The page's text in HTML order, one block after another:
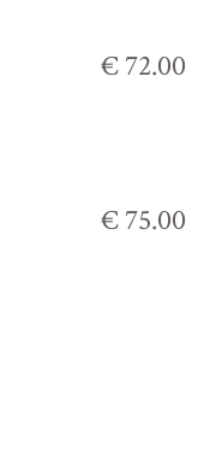
€ 72.00
€ 75.00